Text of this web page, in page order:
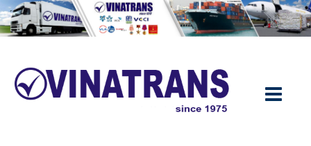
Chuyển
đến